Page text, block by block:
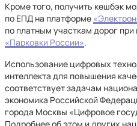
Кроме того, получить кешбэк
по ЕПД на платформе
по платным участкам дорог
«Парковки России».
Использование цифровых
интеллекта для повышения
соответствует задачам
экономика Российской
города Москвы «Цифровое